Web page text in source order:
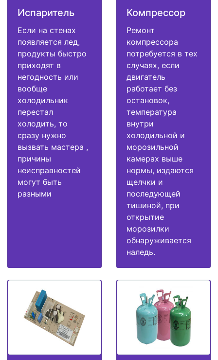
Испаритель
Если на стенах
появляется лед,
продукты быстро
приходят в
негодность или
вообще
холодильник
перестал
холодить, то
сразу нужно
вызвать мастера ,
причины
неисправностей
могут быть
разными
Компрессор
Ремонт
компрессора
потребуется в тех
случаях, если
двигатель
работает без
остановок,
температура
внутри
холодильной и
морозильной
камерах выше
нормы, издаются
щелчки и
последующей
тишиной, при
открытие
морозилки
обнаруживается
наледь.